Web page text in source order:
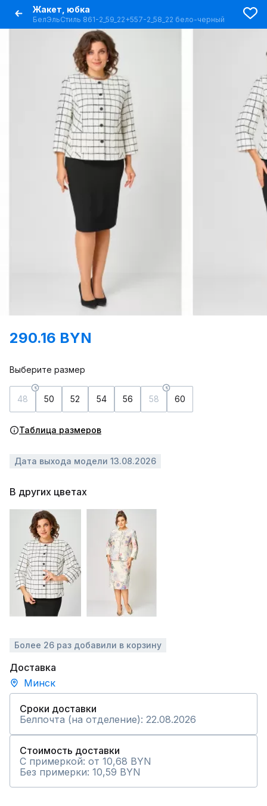
Жакет, юбка
БелЭльСтиль 861-2_59_22+557-2_58_22 бело-черный
290.16 BYN
Выберите размер
48 50 52 54 56 58 60
Таблица размеров
Дата выхода модели 13.08.2026
В других цветах
Более 26 раз добавили в корзину
Доставка
Минск
Сроки доставки
Белпочта (на отделение): 22.08.2026
Стоимость доставки
С примеркой: от 10,68 BYN
Без примерки: 10,59 BYN